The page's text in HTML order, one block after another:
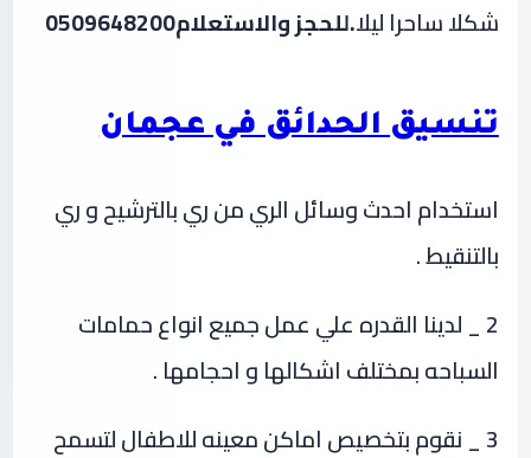
شكلا ساحرا ليلا.للحجز والاستعلام0509648200
تنسيق الحدائق في عجمان
استخدام احدث وسائل الري من ري بالترشيح و ري
بالتنقيط .
2 _ لدينا القدره علي عمل جميع انواع حمامات
السباحه بمختلف اشكالها و احجامها .
3 _ نقوم بتخصيص اماكن معينه للاطفال لتسمح